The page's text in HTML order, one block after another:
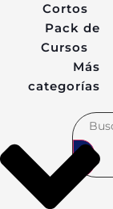
Cortos
Pack de
Cursos
Más
categorías